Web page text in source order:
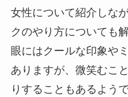
女性について紹介しな
クのやり方についても
眼にはクールな印象や
ありますが、微笑むこ
りすることもあるよう